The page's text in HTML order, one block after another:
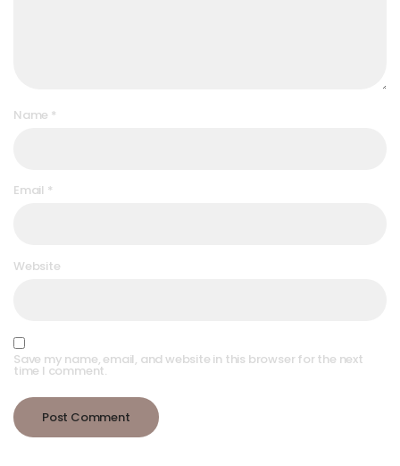
Name *
Email *
Website
Save my name, email, and website in this browser for the next
time I comment.